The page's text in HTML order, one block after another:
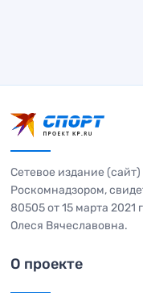
Сетевое издание
Роскомнадзором,
80505 от 15 марта 2021
Олеся Вячеславовна.
О проекте